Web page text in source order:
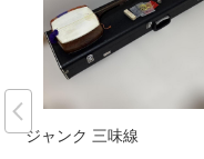
ジャンク 三味線